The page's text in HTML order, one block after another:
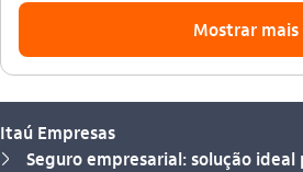
Mostrar mais
Itaú Empresas
seta_direita Seguro empresarial: solução ideal